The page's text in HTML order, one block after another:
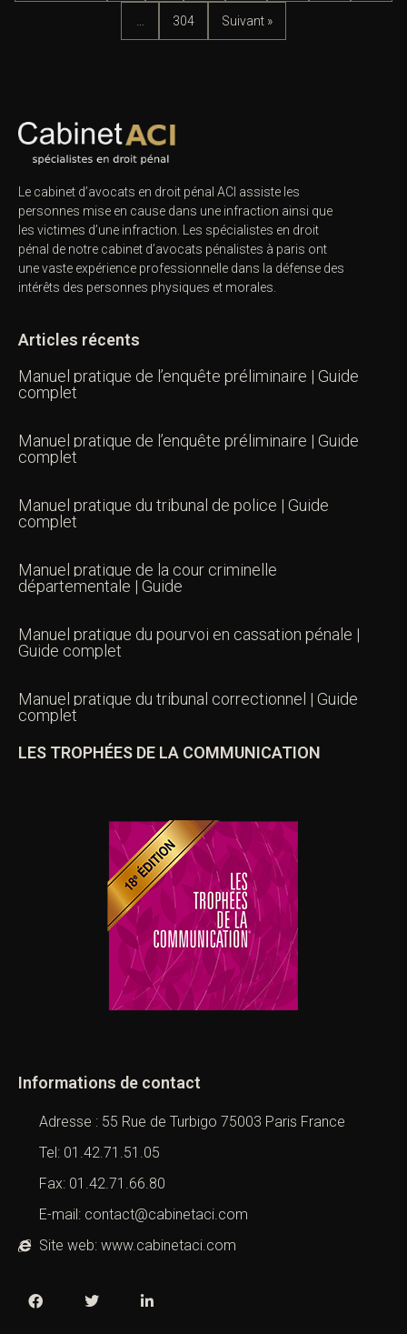
304 Suivant »
Le cabinet d’avocats en droit pénal ACI assiste les
personnes mise en cause dans une infraction ainsi que
les victimes d’une infraction. Les spécialistes en droit
pénal de notre cabinet d’avocats pénalistes à paris ont
une vaste expérience professionnelle dans la défense des
intérêts des personnes physiques et morales.
Articles récents
Manuel pratique de l’enquête préliminaire | Guide
complet
Manuel pratique de l’enquête préliminaire | Guide
complet
Manuel pratique du tribunal de police | Guide
complet
Manuel pratique de la cour criminelle
départementale | Guide
Manuel pratique du pourvoi en cassation pénale |
Guide complet
Manuel pratique du tribunal correctionnel | Guide
complet
LES TROPHÉES DE LA COMMUNICATION
Informations de contact
Adresse : 55 Rue de Turbigo 75003 Paris France
Tel: 01.42.71.51.05
Fax: 01.42.71.66.80
E-mail: contact@cabinetaci.com
Site web: www.cabinetaci.com